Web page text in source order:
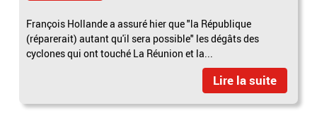
François Hollande a assuré hier que "la République
(réparerait) autant qu'il sera possible" les dégâts des
cyclones qui ont touché La Réunion et la...
Lire la suite